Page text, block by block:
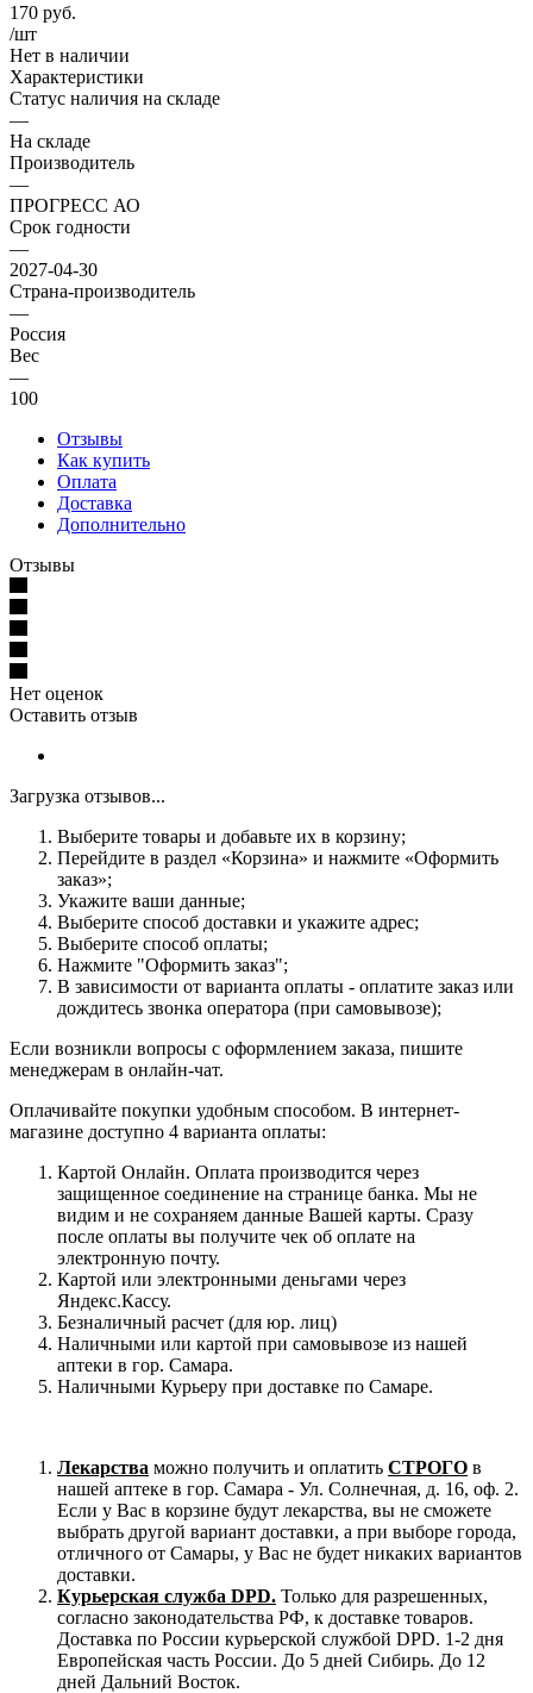
170 руб.
/шт
Нет в наличии
Характеристики
Статус наличия на складе
—
На складе
Производитель
—
ПРОГРЕСС АО
Срок годности
—
2027-04-30
Страна-производитель
—
Россия
Вес
—
100
Отзывы
Как купить
Оплата
Доставка
Дополнительно
Отзывы
Нет оценок
Оставить отзыв
Загрузка отзывов...
Выберите товары и добавьте их в корзину;
Перейдите в раздел «Корзина» и нажмите «Оформить
заказ»;
Укажите ваши данные;
Выберите способ доставки и укажите адрес;
Выберите способ оплаты;
Нажмите "Оформить заказ";
В зависимости от варианта оплаты - оплатите заказ или
дождитесь звонка оператора (при самовывозе);
Если возникли вопросы с оформлением заказа, пишите
менеджерам в онлайн-чат.
Оплачивайте покупки удобным способом. В интернет-
магазине доступно 4 варианта оплаты:
Картой Онлайн. Оплата производится через
защищенное соединение на странице банка. Мы не
видим и не сохраняем данные Вашей карты. Сразу
после оплаты вы получите чек об оплате на
электронную почту.
Картой или электронными деньгами через
Яндекс.Кассу.
Безналичный расчет (для юр. лиц)
Наличными или картой при самовывозе из нашей
аптеки в гор. Самара.
Наличными Курьеру при доставке по Самаре.
Лекарства можно получить и оплатить СТРОГО в
нашей аптеке в гор. Самара - Ул. Солнечная, д. 16, оф. 2.
Если у Вас в корзине будут лекарства, вы не сможете
выбрать другой вариант доставки, а при выборе города,
отличного от Самары, у Вас не будет никаких вариантов
доставки.
Курьерская служба DPD. Только для разрешенных,
согласно законодательства РФ, к доставке товаров.
Доставка по России курьерской службой DPD. 1-2 дня
Европейская часть России. До 5 дней Сибирь. До 12
дней Дальний Восток.